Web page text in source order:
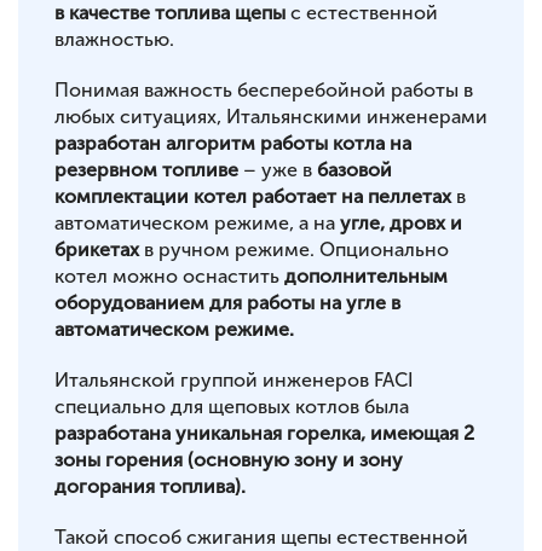
в качестве топлива щепы с естественной
влажностью.
Понимая важность бесперебойной работы в
любых ситуациях, Итальянскими инженерами
разработан алгоритм работы котла на
резервном топливе – уже в базовой
комплектации котел работает на пеллетахв
автоматическом режиме, а на угле, дровх и
брикетахв ручном режиме. Опционально
котел можно оснастить дополнительным
оборудованием для работы на угле в
автоматическом режиме.
Итальянской группой инженеров FACI
специально для щеповых котлов была
разработана уникальная горелка, имеющая 2
зоны горения (основную зону и зону
догорания топлива).
Такой способ сжигания щепы естественной